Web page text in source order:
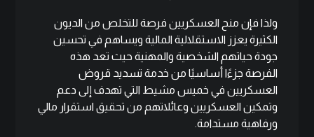
ولذا فإن منح العسكريين فرصة للتخلص من الديون
الكثيرة يعزز الاستقلالية المالية ويساهم في تحسين
جودة حياتهم الشخصية والمهنية حيث تعد هذه
الفرصة جزءًا أساسيًا من خدمة تسديد قروض
العسكريين في خميس مشيط التي تهدف إلى دعم
وتمكين العسكريين وعائلاتهم من تحقيق استقرار مالي
ورفاهية مستدامة.